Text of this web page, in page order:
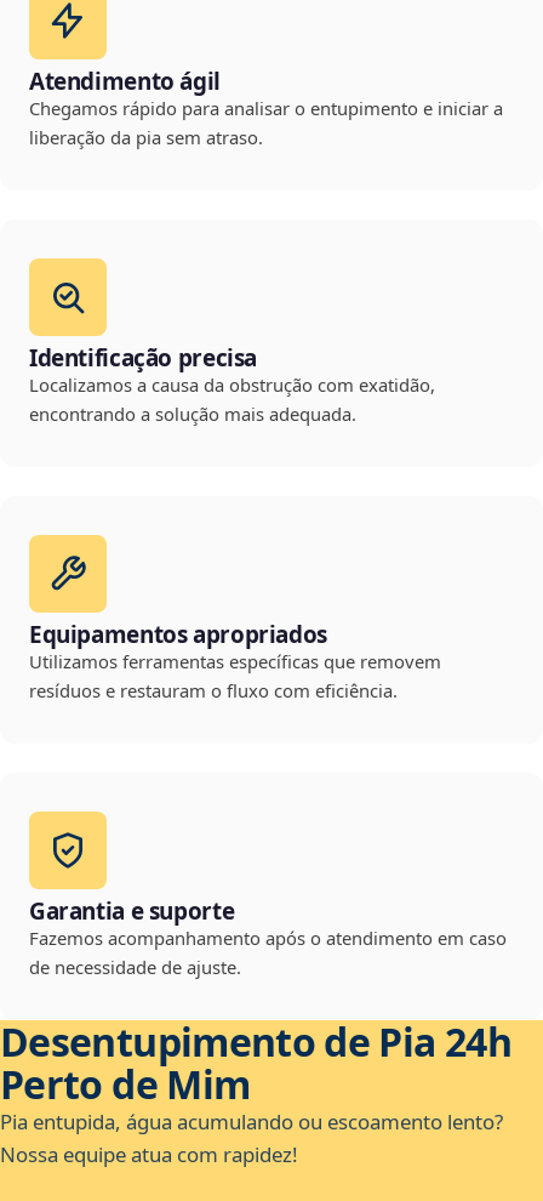
Atendimento ágil
Chegamos rápido para analisar o entupimento e iniciar a
liberação da pia sem atraso.
Identificação precisa
Localizamos a causa da obstrução com exatidão,
encontrando a solução mais adequada.
Equipamentos apropriados
Utilizamos ferramentas específicas que removem
resíduos e restauram o fluxo com eficiência.
Garantia e suporte
Fazemos acompanhamento após o atendimento em caso
de necessidade de ajuste.
Desentupimento de Pia 24h
Perto de Mim
Pia entupida, água acumulando ou escoamento lento?
Nossa equipe atua com rapidez!